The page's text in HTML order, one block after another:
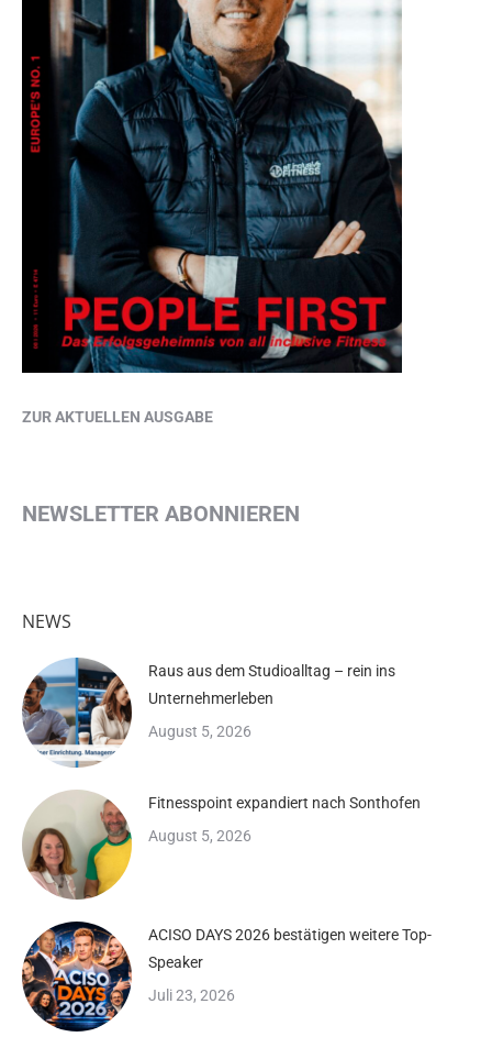
ZUR AKTUELLEN AUSGABE
NEWSLETTER ABONNIEREN
NEWS
Raus aus dem Studioalltag – rein ins
Unternehmerleben
August 5, 2026
Fitnesspoint expandiert nach Sonthofen
August 5, 2026
ACISO DAYS 2026 bestätigen weitere Top-
Speaker
Juli 23, 2026